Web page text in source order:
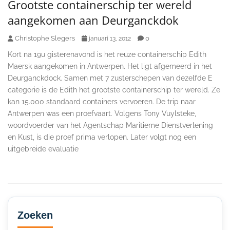
Grootste containerschip ter wereld
aangekomen aan Deurganckdok
Christophe Slegers januari 13, 2012 0
Kort na 19u gisterenavond is het reuze containerschip Edith
Maersk aangekomen in Antwerpen. Het ligt afgemeerd in het
Deurganckdock. Samen met 7 zusterschepen van dezelfde E
categorie is de Edith het grootste containerschip ter wereld. Ze
kan 15.000 standaard containers vervoeren. De trip naar
Antwerpen was een proefvaart. Volgens Tony Vuylsteke,
woordvoerder van het Agentschap Maritieme Dienstverlening
en Kust, is die proef prima verlopen. Later volgt nog een
uitgebreide evaluatie
Secondary
Sidebar
Zoeken